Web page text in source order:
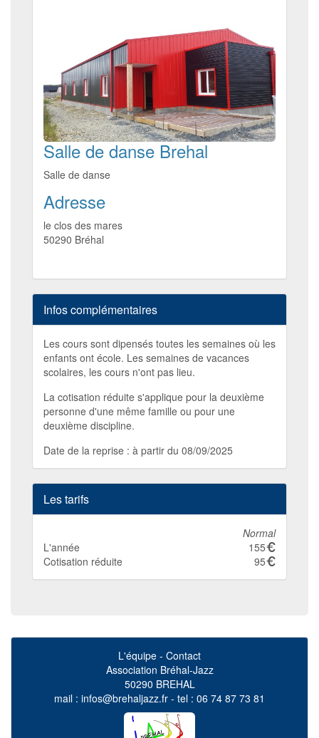
Salle de danse Brehal
Salle de danse
Adresse
le clos des mares
50290 Bréhal
Infos complémentaires
Les cours sont dipensés toutes les semaines où les
enfants ont école. Les semaines de vacances
scolaires, les cours n'ont pas lieu.
La cotisation réduite s'applique pour la deuxième
personne d'une même famille ou pour une
deuxième discipline.
Date de la reprise : à partir du 08/09/2025
Les tarifs
Normal
L'année
155
Cotisation réduite
95
L'équipe - Contact
Association Bréhal-Jazz
50290 BREHAL
mail : infos@brehaljazz.fr - tel : 06 74 87 73 81